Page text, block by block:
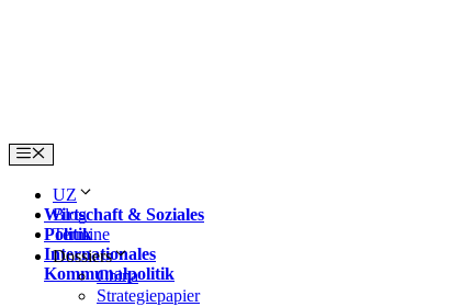
Menu
UZ
Wirtschaft & Soziales
Politik
Internationales
Kommunalpolitik
Blog
Termine
Dossiers
China
Strategiepapier